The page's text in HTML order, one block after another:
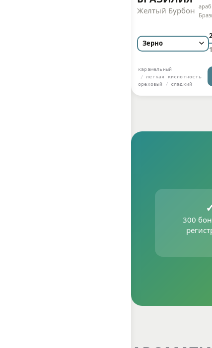
Желтый Бурбон
карамельный
легкая кислотность
ореховый
сладкий
300